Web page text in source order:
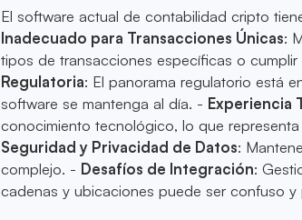
El software actual de contabilidad cripto
Inadecuado para Transacciones Únicas:
tipos de transacciones específicas o
Regulatoria: El panorama regulatorio está
software se mantenga al día. - Experiencia
conocimiento tecnológico, lo que
Seguridad y Privacidad de Datos:
complejo. - Desafíos de Integración:
cadenas y ubicaciones puede ser confuso y